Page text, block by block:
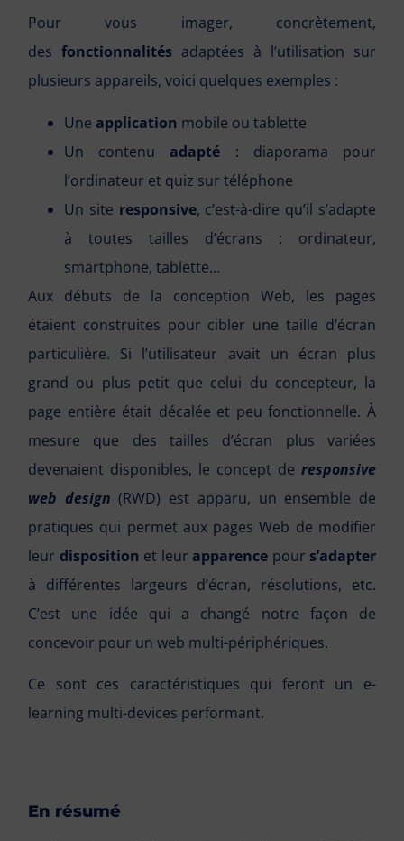
Pour vous imager, concrètement,
des fonctionnalités adaptées à l’utilisation sur
plusieurs appareils, voici quelques exemples :
Une application mobile ou tablette
Un contenu adapté : diaporama pour
l’ordinateur et quiz sur téléphone
Un site responsive, c’est-à-dire qu’il s’adapte
à toutes tailles d’écrans : ordinateur,
smartphone, tablette…
Aux débuts de la conception Web, les pages
étaient construites pour cibler une taille d’écran
particulière. Si l’utilisateur avait un écran plus
grand ou plus petit que celui du concepteur, la
page entière était décalée et peu fonctionnelle. À
mesure que des tailles d’écran plus variées
devenaient disponibles, le concept de responsive
web design (RWD) est apparu, un ensemble de
pratiques qui permet aux pages Web de modifier
leur disposition et leur apparence pour s’adapter
à différentes largeurs d’écran, résolutions, etc.
C’est une idée qui a changé notre façon de
concevoir pour un web multi-périphériques.
Ce sont ces caractéristiques qui feront un e-
learning multi-devices performant.
En résumé